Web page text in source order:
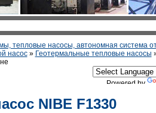
тепловые насосы, автономная система
насос» Геотермальные тепловые насосы
Powered by
NIBE F1330